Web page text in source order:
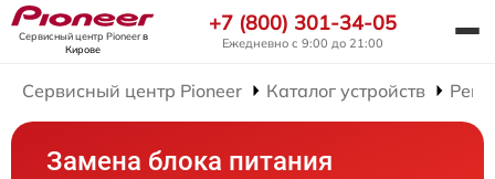
Сервисный центр Pioneerв
Кирове
+7 (800) 301-34-05
Ежедневно с 9:00 до 21:00
Сервисный центр Pioneer Каталог устройств
Замена блока питания